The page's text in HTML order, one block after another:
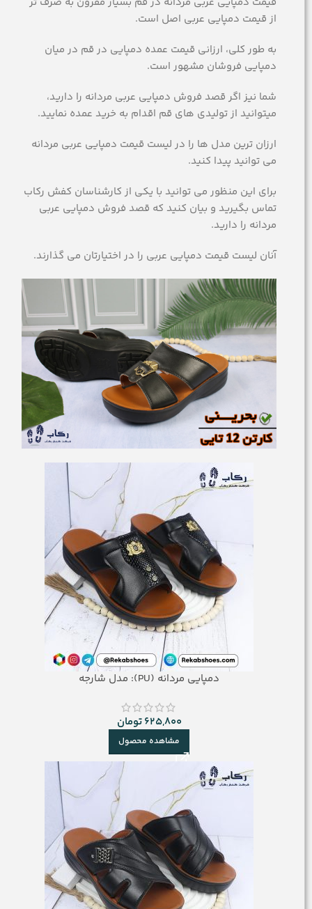
از قیمت دمپایی عربی اصل است.
به طور کلی، ارزانی قیمت عمده دمپایی در قم در میان
دمپایی فروشان مشهور است.
شما نیز اگر قصد فروش دمپایی عربی مردانه را دارید،
میتوانید از تولیدی های قم اقدام به خرید عمده نمایید.
ارزان ترین مدل ها را در لیست قیمت دمپایی عربی مردانه
می توانید پیدا کنید.
برای این منظور می توانید با یکی از کارشناسان کفش رکاب
تماس بگیرید و بیان کنید که قصد فروش دمپایی عربی
مردانه را دارید.
آنان لیست قیمت دمپایی عربی را در اختیارتان می گذارند.
دمپایی مردانه (PU): مدل شارجه
625,800تومان
مشاهده محصول